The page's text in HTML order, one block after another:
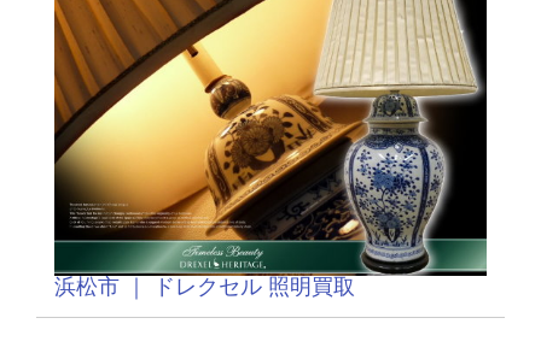
浜松市 ｜ ドレクセル 照明買取